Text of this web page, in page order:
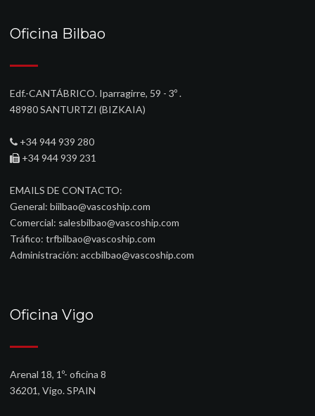
Oficina Bilbao
Edf.-CANTÁBRICO. Iparragirre, 59 - 3º .
48980 SANTURTZI (BIZKAIA)‎
+34 944 939 280
+34 944 939 231
EMAILS DE CONTACTO:
General: biilbao@vascoship.com
Comercial: salesbilbao@vascoship.com
Tráfico: trfbilbao@vascoship.com
Administración: accbilbao@vascoship.com
Oficina Vigo
Arenal 18, 1º- oficina 8
36201, Vigo. SPAIN